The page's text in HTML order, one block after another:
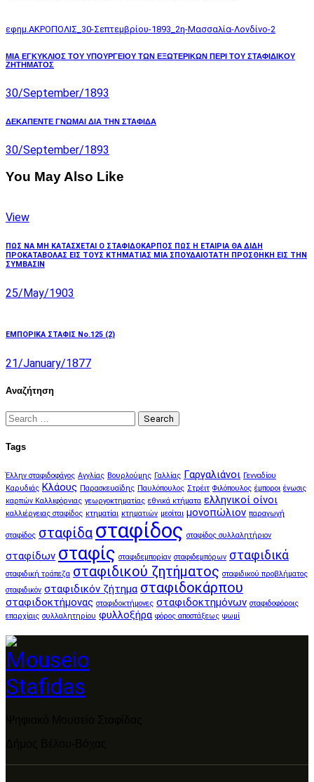
εφημ.ΑΚΡΟΠΟΛΙΣ_30-Σεπτεμβρίου-1893_2η-Μασσαλία-Λονδίνο-2
Post
Previous
post:
ΜΙΑ ΕΓΚΥΚΛΙΟΣ ΤΟΥ ΥΠΟΥΡΓΕΙΟΥ ΤΩΝ ΕΞΩΤΕΡΙΚΩΝ ΠΕΡΙ ΤΟΥ ΣΤΑΦΙΔΙΚΟΥ
ΖΗΤΗΜΑΤΟΣ
30/September/1893
Next
ΔΕΚΑΠΕΝΤΕ ΓΝΩΜΑΙ ΔΙΑ ΤΗΝ ΣΤΑΦΙΔΑ
30/September/1893
You May Also Like
View
ΠΩΣ ΝΑ ΜΗ ΚΑΤΑΣΧΕΤΑΙ Ο ΣΤΑΦΙΔΟΚΑΡΠΟΣ ΠΩΣ Η ΕΤΑΙΡΙΑ ΘΑ ΔΙΔΗ
ΠΡΟΚΑΤΑΒΟΛΑΣ ΕΙΣ ΤΟΥΣ ΚΤΗΜΑΤΙΑΣ ΜΙΑ ΣΠΟΥΔΑΙΟΤΑΤΗ ΠΡΟΣΘΗΚΗ ΕΙΣ ΤΗΝ
ΣΥΜΒΑΣΙΝ
25/May/1903
ΕΜΠΟΡΙΚΑ ΣΤΑΦΙΣ Νο.125 (2)
21/January/1877
Αναζήτηση
Search
for:
Tags
Έλλην σταφιδοφάγος Αγγλίας Βουρλούμης Γαλλίας Γαργαλιάνοι Γενναδίου
Καρυδιάς Κλάους Παρασκευαΐδης Παυλόπουλος Στρέιτ Φιλόπουλος έμποροι ένωσις
καρπών Καλλιφόρνιας γεωργοκτηματίας εθνικά κτήματα ελληνικοί οίνοι
καλλιέργειας σταφίδος κτηματίαι κτηματιών μεσίται μονοπώλιον παραγωγή
σταφίδος σταφίδα σταφίδος σταφίδος συλλαλητήριον
σταφίδων σταφίς σταφιδεμπορίαν σταφιδεμπόρων σταφιδικά
σταφιδική τράπεζα σταφιδικού ζητήματος σταφιδικού προβλήματος
σταφιδικόν σταφιδικόν ζήτημα σταφιδοκάρπου
σταφιδοκτήμονας σταφιδοκτήμονες σταφιδοκτημόνων σταφιδοφόροις
επαρχίαις συλλαλητηρίου φυλλοξήρα φόρος αποστάξεως ψωμί